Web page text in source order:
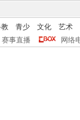
青少 文化
艺术
赛事直播 网络